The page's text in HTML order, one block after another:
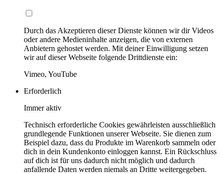
Durch das Akzeptieren dieser Dienste können wir dir Videos
oder andere Medieninhalte anzeigen, die von externen
Anbietern gehostet werden. Mit deiner Einwilligung setzen
wir auf dieser Webseite folgende Drittdienste ein:
Vimeo, YouTube
Erforderlich
Immer aktiv
Technisch erforderliche Cookies gewährleisten ausschließlich
grundlegende Funktionen unserer Webseite. Sie dienen zum
Beispiel dazu, dass du Produkte im Warenkorb sammeln oder
dich in dein Kundenkonto einloggen kannst. Ein Rückschluss
auf dich ist für uns dadurch nicht möglich und dadurch
anfallende Daten werden niemals an Dritte weitergegeben.